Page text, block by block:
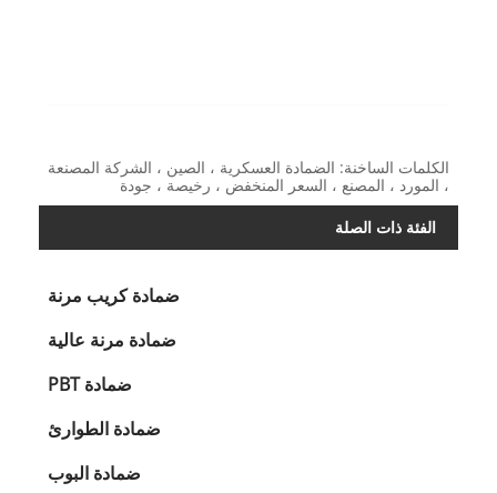
الكلمات الساخنة: الضمادة العسكرية ، الصين ، الشركة المصنعة
، المورد ، المصنع ، السعر المنخفض ، رخيصة ، جودة
الفئة ذات الصلة
ضمادة كريب مرنة
ضمادة مرنة عالية
ضمادة PBT
ضمادة الطوارئ
ضمادة البوب